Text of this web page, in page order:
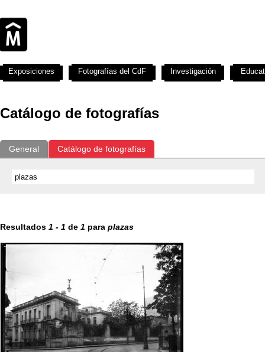
Catálogo de fotografías
General Catálogo de fotografías
Resultados 1 - 1 de 1 para plazas
Exposiciones Fotografías del CdF Investigación